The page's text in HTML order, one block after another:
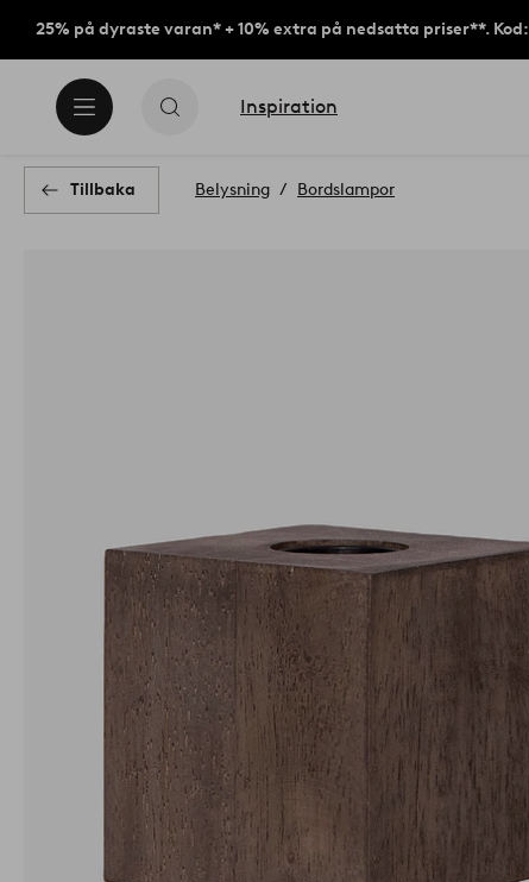
25% på dyraste varan* + 10% extra på nedsatta priser**.
Inspiration
Tillbaka Belysning Bordslampor